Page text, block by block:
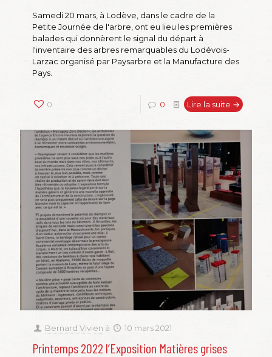
Samedi 20 mars, à Lodève, dans le cadre de la
Petite Journée de l'arbre, ont eu lieu les premières
balades qui donnèrent le signal du départ à
l'inventaire des arbres remarquables du Lodévois-
Larzac organisé par Paysarbre et la Manufacture des
Pays.
0 0 Lire la suite →
Bernard Vivien à 10 mars 2021
Printemps 2022 l’Exposition Matières grises